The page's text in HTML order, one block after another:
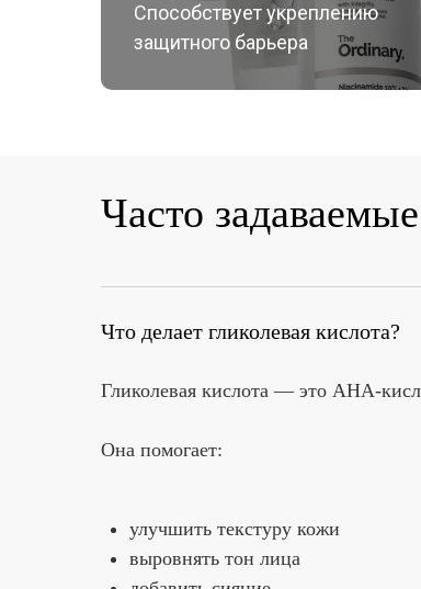
Способствует укреплению
защитного барьера
Часто
Что делает гликолевая кислота?
Гликолевая кислота — это AHA-
Она помогает:
улучшить текстуру кожи
выровнять тон лица